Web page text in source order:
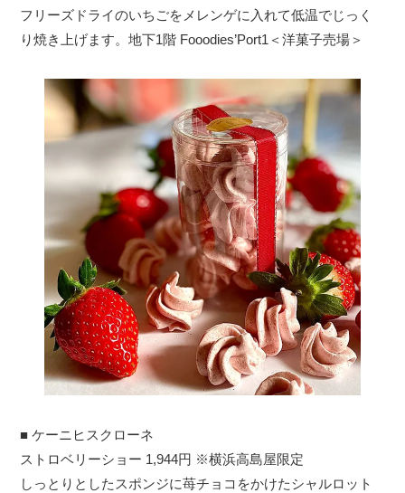
フリーズドライのいちごをメレンゲに入れて低温でじっく
り焼き上げます。地下1階 Fooodies’Port1＜洋菓子売場＞
■ ケーニヒスクローネ
ストロベリーショー 1,944円 ※横浜高島屋限定
しっとりとしたスポンジに苺チョコをかけたシャルロット